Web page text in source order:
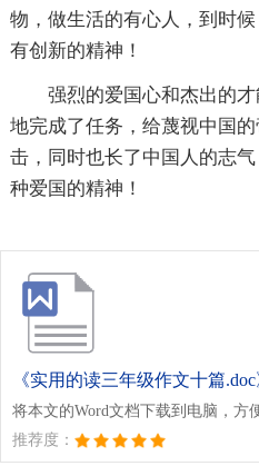
物，做生活的有心人，到时
有创新的精神！
强烈的爱国心和杰出的
地完成了任务，给蔑视中国
击，同时也长了中国人的志
种爱国的精神！
《实用的读三年级作文十篇.doc
将本文的Word文档下载到电脑，方
推荐度：